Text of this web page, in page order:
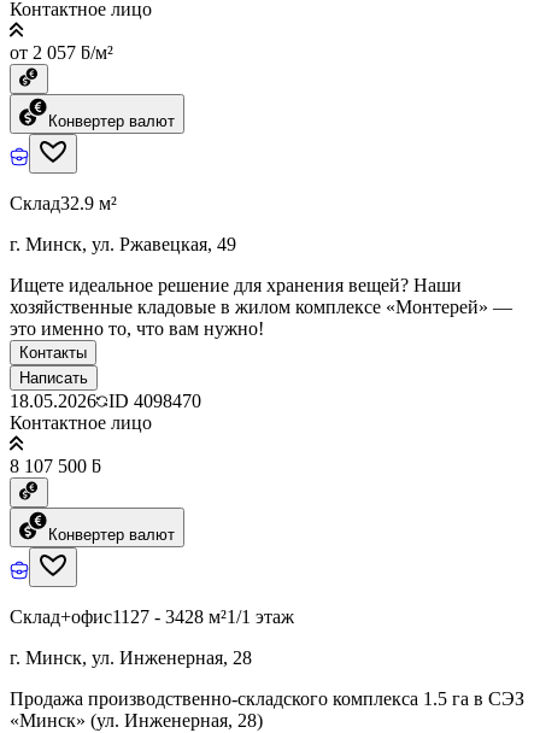
Контактное лицо
от 2 057 ƃ/м²
Конвертер валют
Склад32.9 м²
г. Минск, ул. Ржавецкая, 49
Ищете идеальное решение для хранения вещей? Наши
хозяйственные кладовые в жилом комплексе «Монтерей» —
это именно то, что вам нужно!
Контакты
Написать
18.05.2026 ID 4098470
Контактное лицо
8 107 500 ƃ
Конвертер валют
Склад+офис1127 - 3428 м²1/1 этаж
г. Минск, ул. Инженерная, 28
Продажа производственно-складского комплекса 1.5 га в СЭЗ
«Минск» (ул. Инженерная, 28)